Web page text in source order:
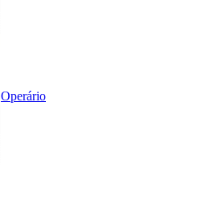
Operário